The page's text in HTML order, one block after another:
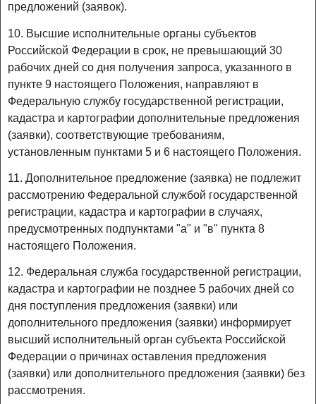
предложений (заявок).
10. Высшие исполнительные органы субъектов
Российской Федерации в срок, не превышающий 30
рабочих дней со дня получения запроса, указанного в
пункте 9 настоящего Положения, направляют в
Федеральную службу государственной регистрации,
кадастра и картографии дополнительные предложения
(заявки), соответствующие требованиям,
установленным пунктами 5 и 6 настоящего Положения.
11. Дополнительное предложение (заявка) не подлежит
рассмотрению Федеральной службой государственной
регистрации, кадастра и картографии в случаях,
предусмотренных подпунктами "а" и "в" пункта 8
настоящего Положения.
12. Федеральная служба государственной регистрации,
кадастра и картографии не позднее 5 рабочих дней со
дня поступления предложения (заявки) или
дополнительного предложения (заявки) информирует
высший исполнительный орган субъекта Российской
Федерации о причинах оставления предложения
(заявки) или дополнительного предложения (заявки) без
рассмотрения.